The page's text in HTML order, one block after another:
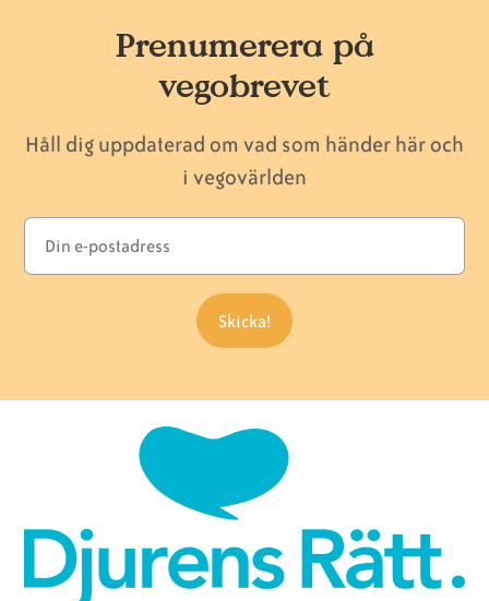
Prenumerera på
vegobrevet
Håll dig uppdaterad om vad som händer här och
i vegovärlden